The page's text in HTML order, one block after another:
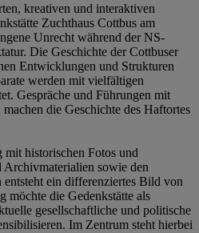
kreativen und interaktiven
Zuchthaus Cottbus am
Unrecht während der NS-
Die Geschichte der Cottbuser
Entwicklungen und Strukturen
werden mit vielfältigen
Gespräche und Führungen mit
die Geschichte des Haftortes
mit historischen Fotos und
sowie den
ein differenziertes Bild von
möchte die Gedenkstätte als
gesellschaftliche und politische
Im Zentrum steht hierbei